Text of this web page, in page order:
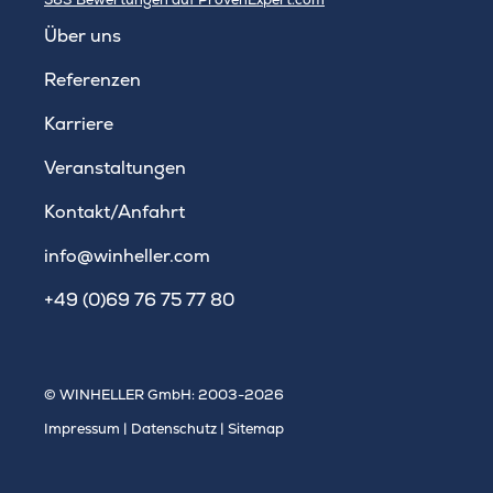
Über uns
Referenzen
Karriere
Veranstaltungen
Kontakt/Anfahrt
info@winheller.com
+49 (0)69 76 75 77 80
© WINHELLER GmbH: 2003-2026
Impressum | Datenschutz | Sitemap